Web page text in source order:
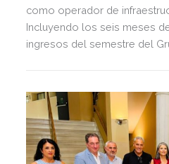
como operador de
Incluyendo los seis meses
ingresos del semestre del